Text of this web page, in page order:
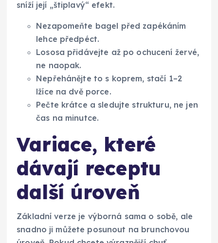
sníží její „štiplavý“ efekt.
Nezapomeňte bagel před zapékáním
lehce předpéct.
Lososa přidávejte až po ochucení žervé,
ne naopak.
Nepřehánějte to s koprem, stačí 1–2
lžíce na dvě porce.
Pečte krátce a sledujte strukturu, ne jen
čas na minutce.
Variace, které
dávají receptu
další úroveň
Základní verze je výborná sama o sobě, ale
snadno ji můžete posunout na brunchovou